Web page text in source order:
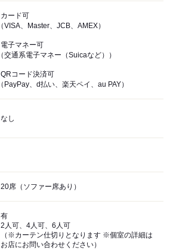
カード可
（VISA、Master、JCB、AMEX）
電子マネー可
（交通系電子マネー（Suicaなど））
QRコード決済可
（PayPay、d払い、楽天ペイ、au PAY）
なし
20席（ソファー席あり）
有
2人可、4人可、6人可
（※カーテン仕切りとなります ※個室の詳細は
お店にお問い合わせください）